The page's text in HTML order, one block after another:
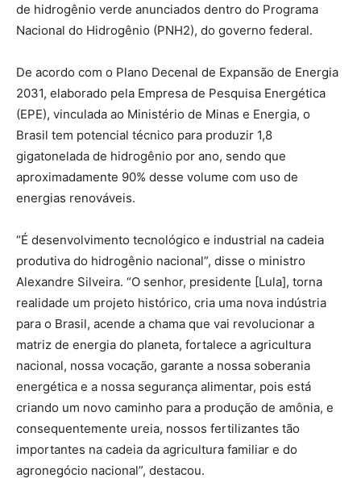
de hidrogênio verde anunciados dentro do Programa
Nacional do Hidrogênio (PNH2), do governo federal.
De acordo com o Plano Decenal de Expansão de Energia
2031, elaborado pela Empresa de Pesquisa Energética
(EPE), vinculada ao Ministério de Minas e Energia, o
Brasil tem potencial técnico para produzir 1,8
gigatonelada de hidrogênio por ano, sendo que
aproximadamente 90% desse volume com uso de
energias renováveis.
“É desenvolvimento tecnológico e industrial na cadeia
produtiva do hidrogênio nacional”, disse o ministro
Alexandre Silveira. “O senhor, presidente [Lula], torna
realidade um projeto histórico, cria uma nova indústria
para o Brasil, acende a chama que vai revolucionar a
matriz de energia do planeta, fortalece a agricultura
nacional, nossa vocação, garante a nossa soberania
energética e a nossa segurança alimentar, pois está
criando um novo caminho para a produção de amônia, e
consequentemente ureia, nossos fertilizantes tão
importantes na cadeia da agricultura familiar e do
agronegócio nacional”, destacou.